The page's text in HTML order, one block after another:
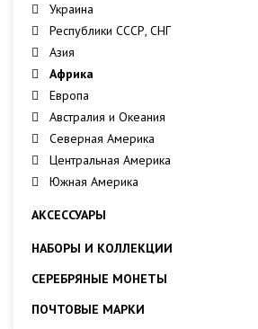
Украина
Республики СССР, СНГ
Азия
Африка
Европа
Австралия и Океания
Северная Америка
Центральная Америка
Южная Америка
АКСЕССУАРЫ
НАБОРЫ И КОЛЛЕКЦИИ
СЕРЕБРЯНЫЕ МОНЕТЫ
ПОЧТОВЫЕ МАРКИ